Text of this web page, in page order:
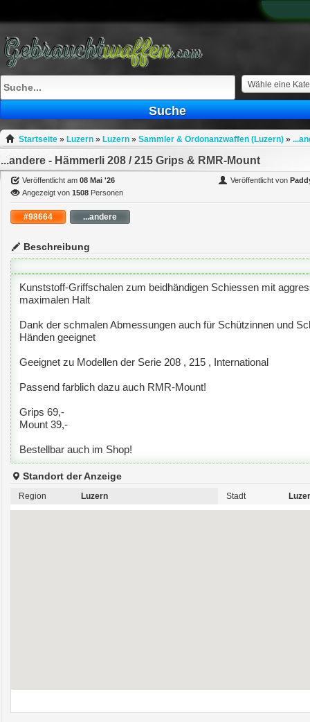
sell
What
to
buy
Stuff
Fill
Wähle eine
Suche
Startseite» Luzern» Luzern» Sammler & Ordonanzwaffen (Luzern)»
...andere - Hämmerli 208 / 215 Grips & RMR-Mount
Veröffentlicht am08 Mai '26 Veröffentlicht von
Angezeigt von1508 Personen
#98664 ...andere
Beschreibung
Kunststoff-Griffschalen zum beidhändigen Schiessen mit
maximalen Halt
Dank der schmalen Abmessungen auch für Schützinnen und
Händen geeignet
Geeignet zu Modellen der Serie 208 , 215 , International
Passend farblich dazu auch RMR-Mount!
Grips 69,-
Mount 39,-
Bestellbar auch im Shop!
Standort der Anzeige
Region Luzern Stadt